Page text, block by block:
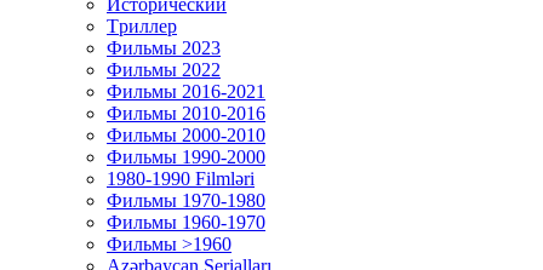
Исторический
Tриллер
Фильмы 2023
Фильмы 2022
Фильмы 2016-2021
Фильмы 2010-2016
Фильмы 2000-2010
Фильмы 1990-2000
1980-1990 Filmləri
Фильмы 1970-1980
Фильмы 1960-1970
Фильмы >1960
Azərbaycan Serialları